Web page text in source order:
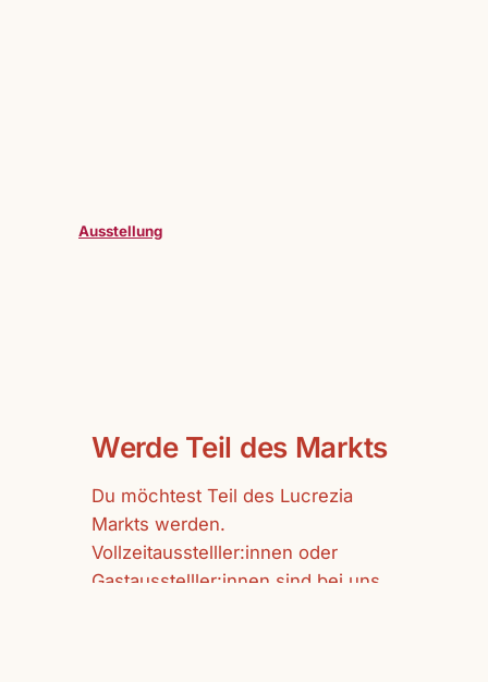
Ausstellung
Werde Teil des Markts
Du möchtest Teil des Lucrezia
Markts werden.
Vollzeitausstelller:innen oder
Gastausstelller:innen sind bei uns